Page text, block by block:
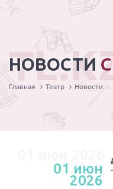
НОВОСТИ
Главная Театр Новости
01 июн
2026